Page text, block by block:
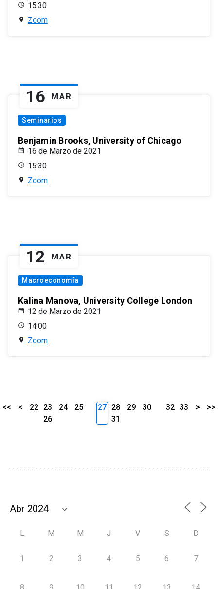
15:30
Zoom
16 MAR
Seminarios
Benjamin Brooks, University of Chicago
16 de Marzo de 2021
15:30
Zoom
12 MAR
Macroeconomía
Kalina Manova, University College London
12 de Marzo de 2021
14:00
Zoom
<< < 22 23 24
25
26
27 28 29
30
31
32 33 > >>
L M M J V S D
1 2 3 4 5 6 7